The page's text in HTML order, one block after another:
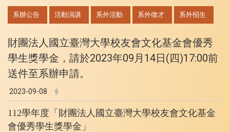
系辦公告 活動演講 系外活動 系外徵才 系外招生
財團法人國立臺灣大學校友會文化基金會優秀
學生獎學金，請於2023年09月14日(四)17:00前
送件至系辦申請。
2023-09-08
112學年度「財團法人國立臺灣大學校友會文化基金
會優秀學生獎學金」